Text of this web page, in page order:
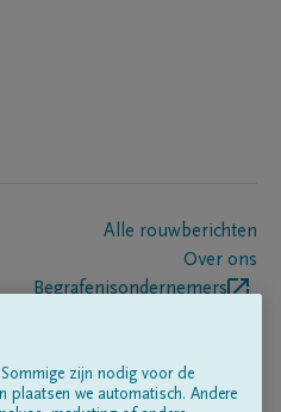
Alle rouwberichten
Over ons
Begrafenisondernemers
zijn nodig voor de
plaatsen we automatisch. Andere